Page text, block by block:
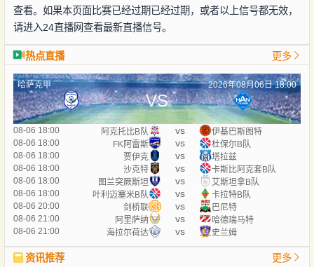
查看。如果本页面比赛已经过期已经过期，或者以上信号都无效，
请进入24直播网查看最新直播信号。
热点直播 更多
哈萨克甲 2026年08月06日 18:00
VS
08-06 18:00 阿克托比B队 vs
伊基巴斯图特
08-06 18:00
FK阿雷斯 vs
杜保尔B队
08-06 18:00
贾伊克 vs
塔拉兹
08-06 18:00
沙克特 vs
卡斯比阿克套B队
08-06 18:00
图兰突厥斯坦 vs
艾斯坦拿B队
08-06 18:00
叶利迈塞米B队 vs
卡拉特B队
08-06 20:00
剑桥联 vs
巴尼特
08-06 21:00
阿里萨纳 vs
哈德瑞马特
08-06 21:00
海拉尔荷达 vs 史兰姆
资讯推荐 更多